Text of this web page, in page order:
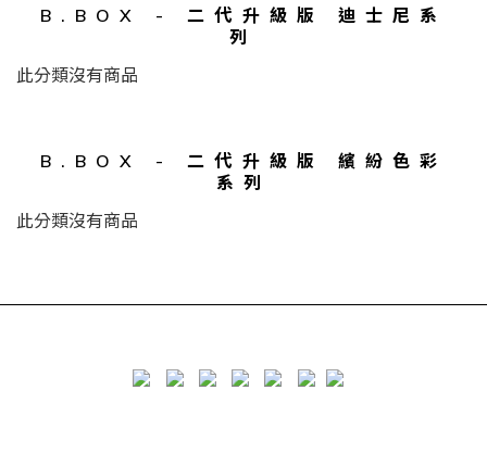
B.BOX - 二代升級版 迪士尼系
列
此分類沒有商品
B.BOX - 二代升級版 繽紛色彩
系列
此分類沒有商品